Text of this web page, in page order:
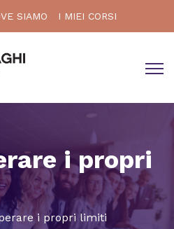
SIAMO I MIEI CORSI
i propri
i propri limiti